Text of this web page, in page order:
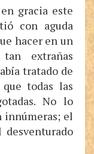
gracia este
con aguda
hacer en un
extrañas
tratado de
todas las
No lo
innúmeras; el